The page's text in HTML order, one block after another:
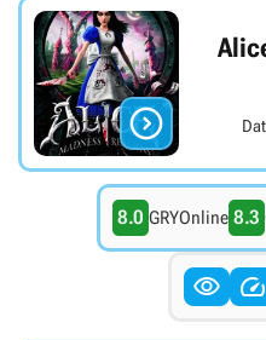

8.0 GRYOnline 8.3
 